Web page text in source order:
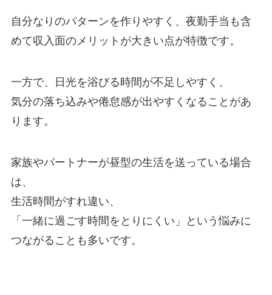
自分なりのパターンを作りやすく、夜勤手当も含
めて収入面のメリットが大きい点が特徴です。
一方で、日光を浴びる時間が不足しやすく、
気分の落ち込みや倦怠感が出やすくなることがあ
ります。
家族やパートナーが昼型の生活を送っている場合
は、
生活時間がすれ違い、
「一緒に過ごす時間をとりにくい」という悩みに
つながることも多いです。